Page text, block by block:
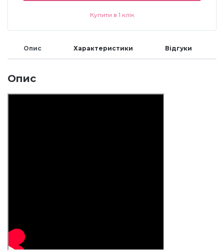
Купити в 1 клік
Опис Характеристики Відгуки
Опис